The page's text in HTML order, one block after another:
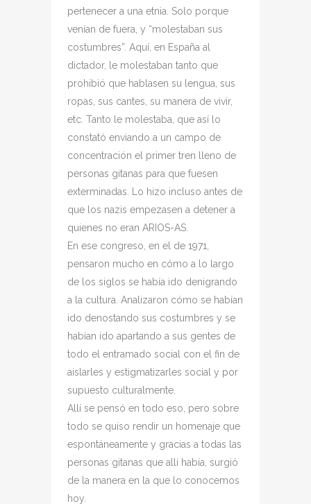
pertenecer a una etnia. Solo porque
venían de fuera, y “molestaban sus
costumbres”. Aquí, en España al
dictador, le molestaban tanto que
prohibió que hablasen su lengua, sus
ropas, sus cantes, su manera de vivir,
etc. Tanto le molestaba, que así lo
constató enviando a un campo de
concentración el primer tren lleno de
personas gitanas para que fuesen
exterminadas. Lo hizo incluso antes de
que los nazis empezasen a detener a
quienes no eran ARIOS-AS.
En ese congreso, en el de 1971,
pensaron mucho en cómo a lo largo
de los siglos se había ido denigrando
a la cultura. Analizaron cómo se habían
ido denostando sus costumbres y se
habían ido apartando a sus gentes de
todo el entramado social con el fin de
aislarles y estigmatizarles social y por
supuesto culturalmente.
Allí se pensó en todo eso, pero sobre
todo se quiso rendir un homenaje que
espontáneamente y gracias a todas las
personas gitanas que allí había, surgió
de la manera en la que lo conocemos
hoy.